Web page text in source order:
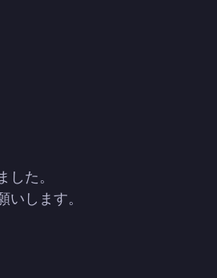
た。
します。